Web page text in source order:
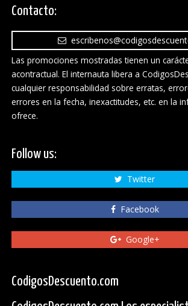
Contacto:
Las promociones mostradas tienen un
acontractual. El internauta libera a
cualquier responsabilidad sobre erratas,
errores en la fecha, inexactitudes, etc. en la
ofrece.
Follow us:
Twitter
Facebook
Google+
CodigosDescuento.com